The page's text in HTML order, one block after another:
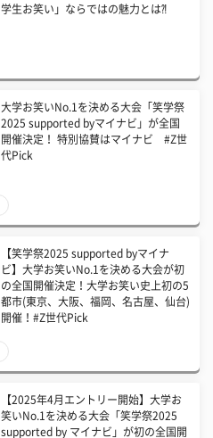
学生お笑い」ならではの魅力とは⁈
大学お笑いNo.1を決める大会「笑学祭
2025 supported byマイナビ」が全国
開催決定！ 特別協賛はマイナビ #Z世
代Pick
【笑学祭2025 supported byマイナ
ビ】大学お笑いNo.1を決める大会が初
の全国開催決定！大学お笑い史上初の5
都市(東京、大阪、福岡、名古屋、仙台)
開催！#Z世代Pick
【2025年4月エントリー開始】大学お
笑いNo.1を決める大会「笑学祭2025
supported by マイナビ」が初の全国開